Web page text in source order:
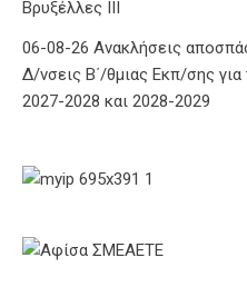
Βρυξέλλες ΙΙΙ
06-08-26 Ανακλήσεις
Δ/νσεις Β΄/θμιας Εκπ/σης
2027-2028 και 2028-2029